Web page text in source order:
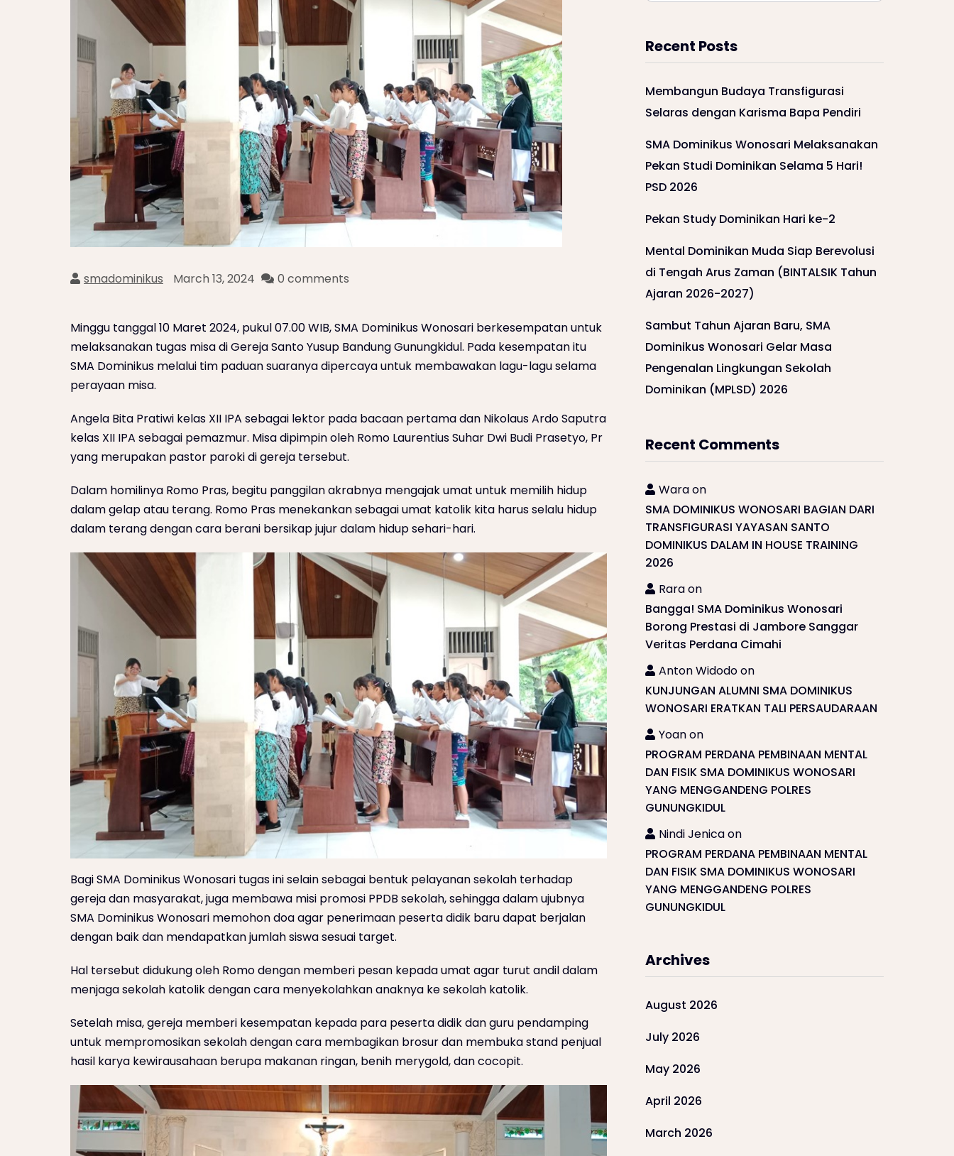
smadominikus March 13, 2024 0 comments
Minggu tanggal 10 Maret 2024, pukul 07.00 WIB, SMA Dominikus Wonosari berkesempatan untuk
melaksanakan tugas misa di Gereja Santo Yusup Bandung Gunungkidul. Pada kesempatan itu
SMA Dominikus melalui tim paduan suaranya dipercaya untuk membawakan lagu-lagu selama
perayaan misa.
Angela Bita Pratiwi kelas XII IPA sebagai lektor pada bacaan pertama dan Nikolaus Ardo Saputra
kelas XII IPA sebagai pemazmur. Misa dipimpin oleh Romo Laurentius Suhar Dwi Budi Prasetyo, Pr
yang merupakan pastor paroki di gereja tersebut.
Dalam homilinya Romo Pras, begitu panggilan akrabnya mengajak umat untuk memilih hidup
dalam gelap atau terang. Romo Pras menekankan sebagai umat katolik kita harus selalu hidup
dalam terang dengan cara berani bersikap jujur dalam hidup sehari-hari.
Bagi SMA Dominikus Wonosari tugas ini selain sebagai bentuk pelayanan sekolah terhadap
gereja dan masyarakat, juga membawa misi promosi PPDB sekolah, sehingga dalam ujubnya
SMA Dominikus Wonosari memohon doa agar penerimaan peserta didik baru dapat berjalan
dengan baik dan mendapatkan jumlah siswa sesuai target.
Hal tersebut didukung oleh Romo dengan memberi pesan kepada umat agar turut andil dalam
menjaga sekolah katolik dengan cara menyekolahkan anaknya ke sekolah katolik.
Setelah misa, gereja memberi kesempatan kepada para peserta didik dan guru pendamping
untuk mempromosikan sekolah dengan cara membagikan brosur dan membuka stand penjual
hasil karya kewirausahaan berupa makanan ringan, benih merygold, dan cocopit.
Recent Posts
Membangun Budaya Transfigurasi
Selaras dengan Karisma Bapa Pendiri
SMA Dominikus Wonosari Melaksanakan
Pekan Studi Dominikan Selama 5 Hari!
PSD 2026
Pekan Study Dominikan Hari ke-2
Mental Dominikan Muda Siap Berevolusi
di Tengah Arus Zaman (BINTALSIK Tahun
Ajaran 2026-2027)
Sambut Tahun Ajaran Baru, SMA
Dominikus Wonosari Gelar Masa
Pengenalan Lingkungan Sekolah
Dominikan (MPLSD) 2026
Recent Comments
Waraon
SMA DOMINIKUS WONOSARI BAGIAN DARI
TRANSFIGURASI YAYASAN SANTO
DOMINIKUS DALAM IN HOUSE TRAINING
2026
Raraon
Bangga! SMA Dominikus Wonosari
Borong Prestasi di Jambore Sanggar
Veritas Perdana Cimahi
Anton Widodoon
KUNJUNGAN ALUMNI SMA DOMINIKUS
WONOSARI ERATKAN TALI PERSAUDARAAN
Yoanon
PROGRAM PERDANA PEMBINAAN MENTAL
DAN FISIK SMA DOMINIKUS WONOSARI
YANG MENGGANDENG POLRES
GUNUNGKIDUL
Nindi Jenicaon
PROGRAM PERDANA PEMBINAAN MENTAL
DAN FISIK SMA DOMINIKUS WONOSARI
YANG MENGGANDENG POLRES
GUNUNGKIDUL
Archives
August 2026
July 2026
May 2026
April 2026
March 2026